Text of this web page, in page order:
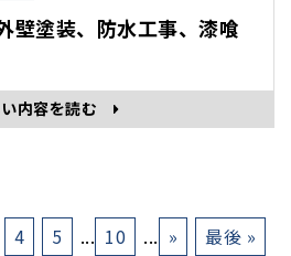
壁塗装、防水工事、漆喰
内容を読む
4 5 ... 10 ... » 最後 »